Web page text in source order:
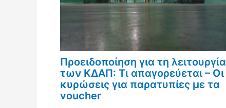
Προειδοποίηση για τη λειτουργία
των ΚΔΑΠ: Τι απαγορεύεται – Οι
κυρώσεις για παρατυπίες με τα
voucher